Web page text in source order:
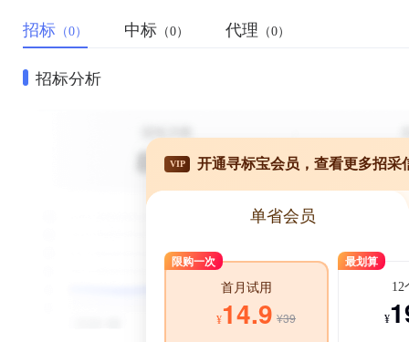
招标 （0） 中标 （0） 代理 （0）
招标分析
VIP 开通寻标宝会员，查看更多招采
单省会员
限购一次
首月试用
¥14.9 ¥39
最划算
12
¥